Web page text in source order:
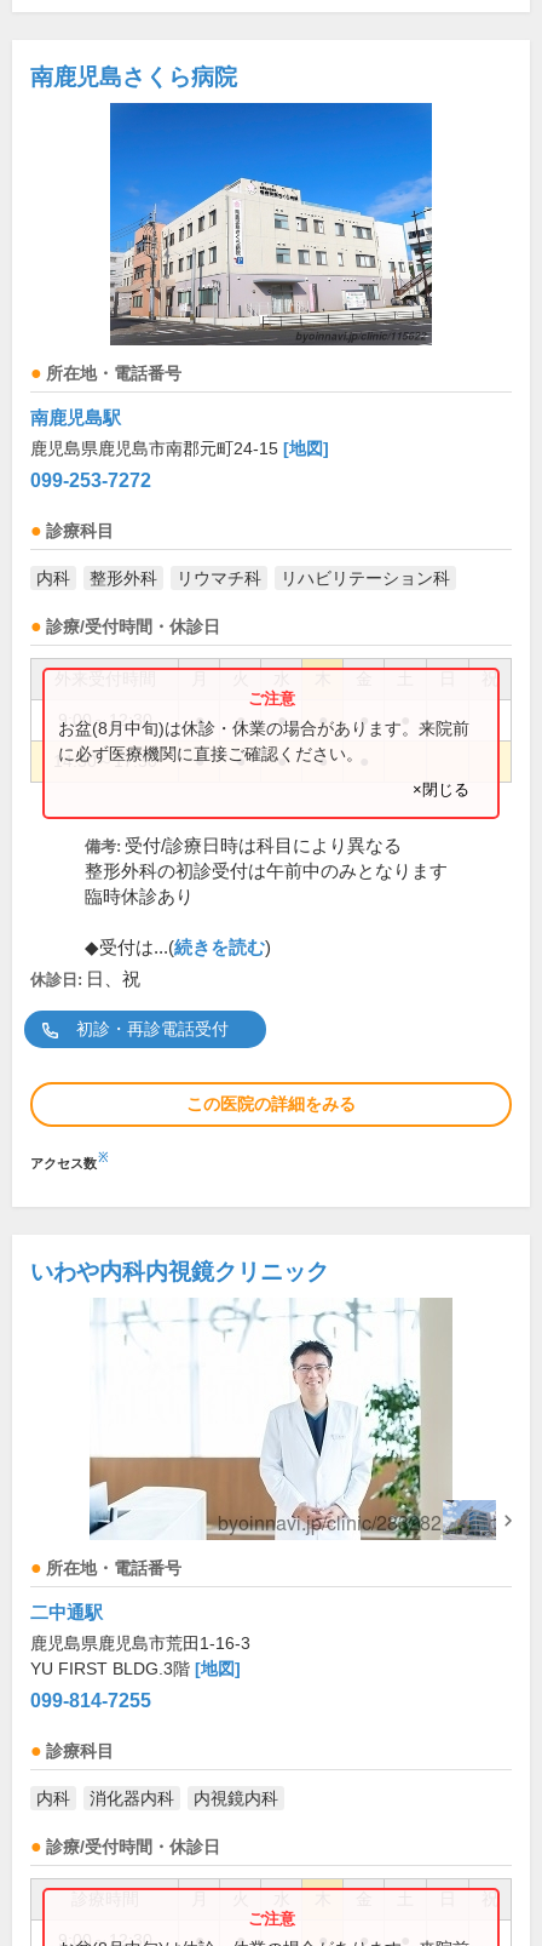
南鹿児島さくら病院
所在地・電話番号
南鹿児島駅
鹿児島県鹿児島市南郡元町24-15 [地図]
099-253-7272
診療科目
内科 整形外科 リウマチ科 リハビリテーション科
診療/受付時間・休診日
祝
9:00～12:30 ● ● ● ● ●
14:30～17:30 ● ● ● ●
お盆(8月中旬)は休診・休業の場合があります。来院前
に必ず医療機関に直接ご確認ください。
×閉じる
備考: 受付/診療日時は科目により異なる
整形外科の初診受付は午前中のみとなります
臨時休診あり
◆受付は...(続きを読む)
休診日: 日、祝
初診・再診電話受付
この医院の詳細をみる
アクセス数※
いわや内科内視鏡クリニック
所在地・電話番号
二中通駅
鹿児島県鹿児島市荒田1-16-3
YU FIRST BLDG.3階 [地図]
099-814-7255
診療科目
内科 消化器内科 内視鏡内科
診療/受付時間・休診日
祝
9:00～12:30 ● ● ● ●